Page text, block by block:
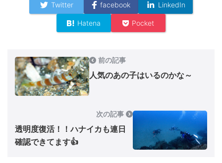
Twitter facebook LinkedIn
Hatena Pocket
前の記事
人気のあの子はいるのかな～
次の記事
透明度復活！！ハナイカも連日
確認できてます👍